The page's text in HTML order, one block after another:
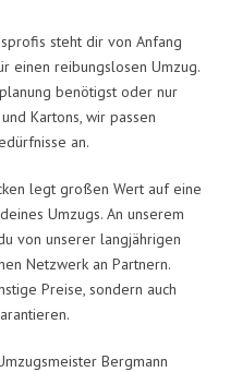
steht dir von Anfang
einen reibungslosen Umzug.
benötigst oder nur
Kartons, wir passen
an.
legt großen Wert auf eine
Umzugs. An unserem
von unserer langjährigen
Netzwerk an Partnern.
Preise, sondern auch
Bergmann